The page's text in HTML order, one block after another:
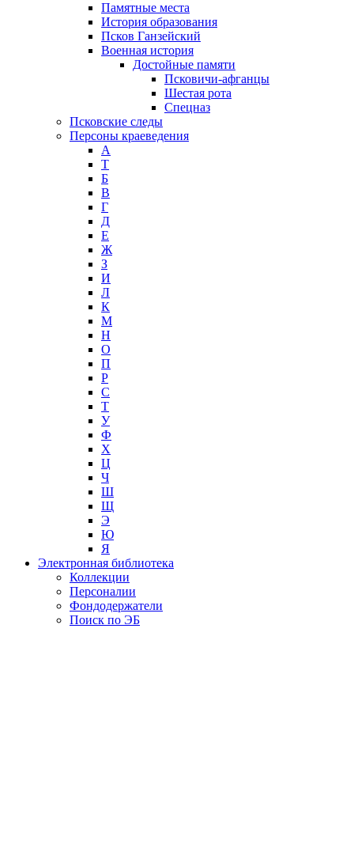
Памятные места
История образования
Псков Ганзейский
Военная история
Достойные памяти
Псковичи-афганцы
Шестая рота
Спецназ
Псковские следы
Персоны краеведения
А
T
Б
В
Г
Д
Е
Ж
З
И
Л
К
М
Н
О
П
Р
С
Т
У
Ф
Х
Ц
Ч
Ш
Щ
Э
Ю
Я
Электронная библиотека
Коллекции
Персоналии
Фондодержатели
Поиск по ЭБ